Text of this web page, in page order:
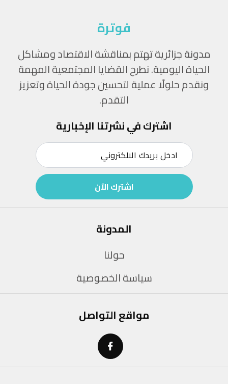
فوترة
مدونة جزائرية تهتم بمناقشة الاقتصاد ومشاكل
الحياة اليومية. نطرح القضايا المجتمعية المهمة
ونقدم حلولًا عملية لتحسين جودة الحياة وتعزيز
التقدم.
اشترك في نشرتنا الإخبارية
اشترك الآن
المدونة
حولنا
سياسة الخصوصية
مواقع التواصل